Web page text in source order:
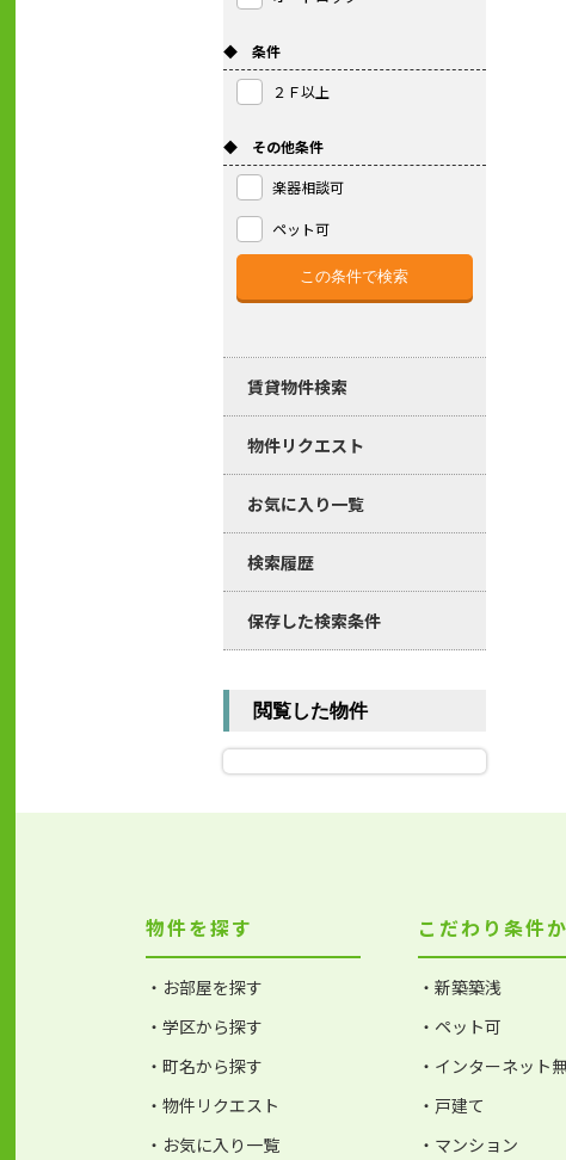
◆ 条件
２Ｆ以上
◆ その他条件
楽器相談可
ペット可
賃貸物件検索
物件リクエスト
お気に入り一覧
検索履歴
保存した検索条件
閲覧した物件
物件を探す
・お部屋を探す
・学区から探す
・町名から探す
・物件リクエスト
・お気に入り一覧
こだわり条件
・新築築浅
・ペット可
・インターネット
・戸建て
・マンション